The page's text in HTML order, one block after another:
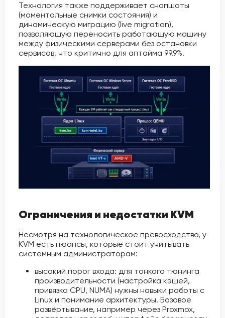
Технология также поддерживает снапшоты
(моментальные снимки состояния) и
динамическую миграцию (live migration),
позволяющую переносить работающую машину
между физическими серверами без остановки
сервисов, что критично для аптайма 99.9%.
Ограничения и недостатки KVM
Несмотря на технологическое превосходство, у
KVM есть нюансы, которые стоит учитывать
системным администраторам:
высокий порог входа: для тонкого тюнинга
производительности (настройка кэшей,
привязка CPU, NUMA) нужны навыки работы с
Linux и понимание архитектуры. Базовое
развёртывание, например через Proxmox,